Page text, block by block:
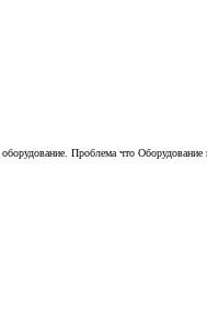
Проблема что